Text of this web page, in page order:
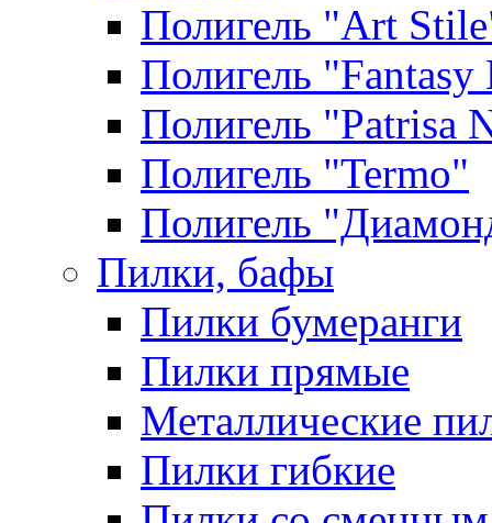
Полигель "Art
Полигель
Полигель "Patrisa
Полигель "Termo"
Полигель
Пилки, бафы
Пилки бумеранги
Пилки прямые
Металлические
Пилки гибкие